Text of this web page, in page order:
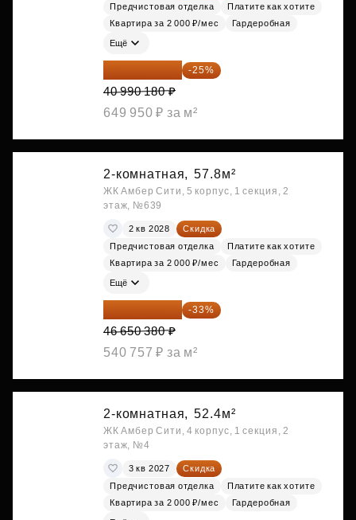
Предчистовая отделка
Платите как хотите
Квартира за 2 000 ₽/мес
Гардеробная
Ещё
30 742 635 ₽ -25%
40 990 180 ₽
649 950 ₽ за м²
2-комнатная, 57.8м²
ЖК Амбер Сити, 5 корпус, 1 секция, 2
этаж, №639
2 кв 2028
Скидка
Предчистовая отделка
Платите как хотите
Квартира за 2 000 ₽/мес
Гардеробная
Ещё
31 255 755 ₽ -33%
46 650 380 ₽
540 757 ₽ за м²
2-комнатная, 52.4м²
ЖК Амбер Сити, 4 корпус, 1 секция, 2
этаж, №4
3 кв 2027
Скидка
Предчистовая отделка
Платите как хотите
Квартира за 2 000 ₽/мес
Гардеробная